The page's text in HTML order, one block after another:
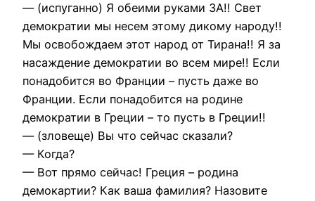
— (испуганно) Я обеими руками ЗА!! Свет
демократии мы несем этому дикому народу!!
Мы освобождаем этот народ от Тирана!! Я за
насаждение демократии во всем мире!! Если
понадобится во Франции – пусть даже во
Франции. Если понадобится на родине
демократии в Греции – то пусть в Греции!!
— (зловеще) Вы что сейчас сказали?
— Когда?
— Вот прямо сейчас! Греция – родина
демокартии? Как ваша фамилия? Назовите